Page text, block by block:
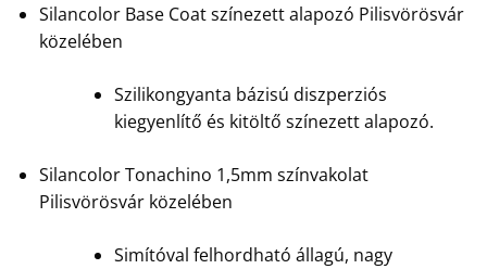
Silancolor Base Coat színezett alapozó Pilisvörösvár
közelében
Szilikongyanta bázisú diszperziós
kiegyenlítő és kitöltő színezett alapozó.
Silancolor Tonachino 1,5mm színvakolat
Pilisvörösvár közelében
Simítóval felhordható állagú, nagy